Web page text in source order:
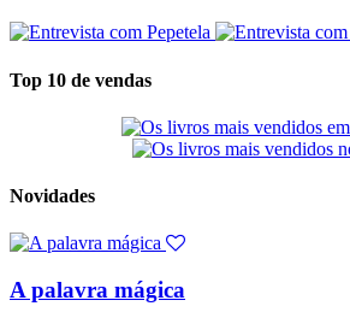
Top 10 de vendas
Novidades
A palavra mágica